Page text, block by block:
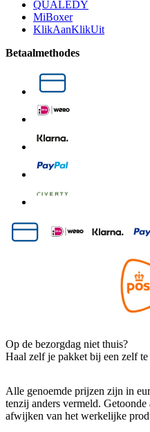
QUALEDY
MiBoxer
KlikAanKlikUit
Betaalmethodes
Op de bezorgdag niet thuis?
Haal zelf je pakket bij een zelf te
Alle genoemde prijzen zijn in
tenzij anders vermeld.
afwijken van het werkelijke